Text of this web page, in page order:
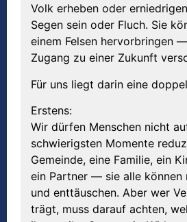
Volk erheben oder
Segen sein oder Fluch. Sie
einem Felsen hervorbringen
Zugang zu einer Zukunft
Für uns liegt darin eine
Erstens:
Wir dürfen Menschen nicht
schwierigsten Momente
Gemeinde, eine Familie, ein
ein Partner — sie alle können
und enttäuschen. Aber wer
trägt, muss darauf achten,